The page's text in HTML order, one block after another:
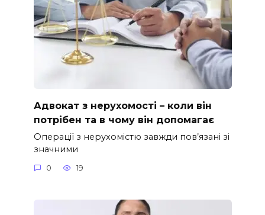
Адвокат з нерухомості – коли він
потрібен та в чому він допомагає
Операції з нерухомістю завжди пов’язані зі
значними
0 19